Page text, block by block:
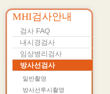
MHI검사안내
검사 FAQ
내시경검사
임상병리검사
방사선검사
일반촬영
방사선투시촬영